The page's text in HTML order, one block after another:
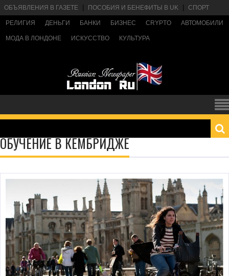
ОБЪЯВЛЕНИЯ В ГАЗЕТЕ ПОСОБИЯ И БЕНЕФИТЫ В UK СПОРТ
РЕЛИГИЯ ДЕНЬГИ БАНКИ БИЗНЕС CRYPTO АВТОМОБИЛИ
МОДА В ЛОНДОНЕ ИСКУССТВО КУЛЬТУРА
ОБУЧЕНИЕ В КЕМБРИДЖЕ